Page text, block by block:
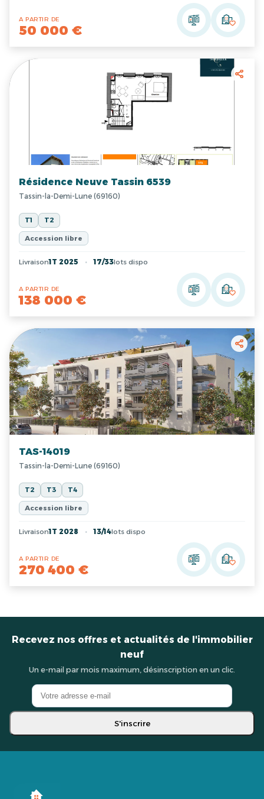
A PARTIR DE
50 000 €
Résidence Neuve Tassin 6539
Tassin-la-Demi-Lune (69160)
T1 T2
Accession libre
Livraison1T 2025 17/33lots dispo
A PARTIR DE
138 000 €
TAS-14019
Tassin-la-Demi-Lune (69160)
T2 T3 T4
Accession libre
Livraison1T 2028 13/14lots dispo
A PARTIR DE
270 400 €
Recevez nos offres et actualités de l'immobilier
neuf
Un e-mail par mois maximum, désinscription en un clic.
S'inscrire